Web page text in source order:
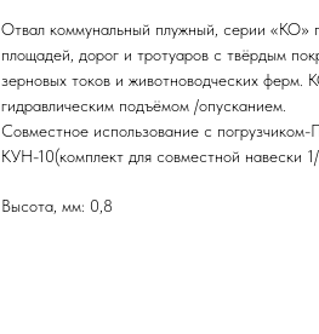
Отвал коммунальный плужный, серии «КО»
площадей, дорог и тротуаров с твёрдым
зерновых токов и животноводческих
гидравлическим подъёмом /опусканием.
Совместное использование с
КУН-10(комплект для совместной навески
Высота, мм: 0,8